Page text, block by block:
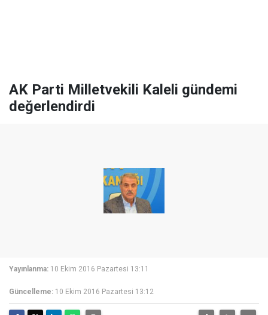
AK Parti Milletvekili Kaleli gündemi
değerlendirdi
Yayınlanma: 10 Ekim 2016 Pazartesi 13:11
Güncelleme: 10 Ekim 2016 Pazartesi 13:12